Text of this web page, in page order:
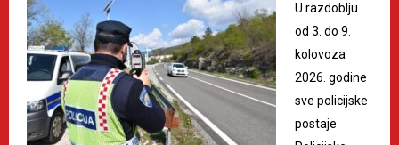
U razdoblju
od 3. do 9.
kolovoza
2026. godine
sve policijske
postaje